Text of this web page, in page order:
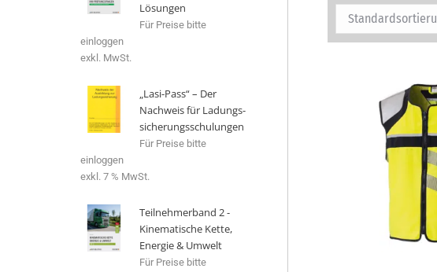
Lösungen
Für Preise bitte
einloggen
exkl. MwSt.
„Lasi-Pass“ – Der
Nachweis für Ladungs­
si­che­rungs­schu­lungen
Für Preise bitte
einloggen
exkl. 7 % MwSt.
Teilnehmerband 2 -
Kinematische Kette,
Energie & Umwelt
Für Preise bitte